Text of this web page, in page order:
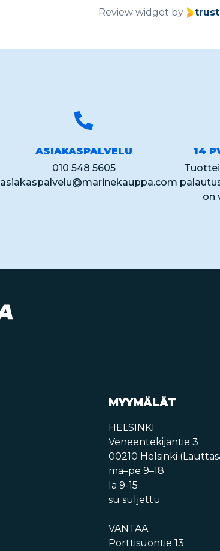
Review widget by
ASIAKASPALVELU
010 548 5605
asiakaspalvelu@marinekauppa.com
14
on
MYYMÄLÄT
HELSINKI
Veneentekijäntie 3
00210 Helsinki
ma–pe 9–18
la 9-15
su suljettu
VANTAA
Porttisuontie 13